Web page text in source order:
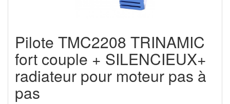
Pilote TMC2208 TRINAMIC
fort couple + SILENCIEUX+
radiateur pour moteur pas à
pas